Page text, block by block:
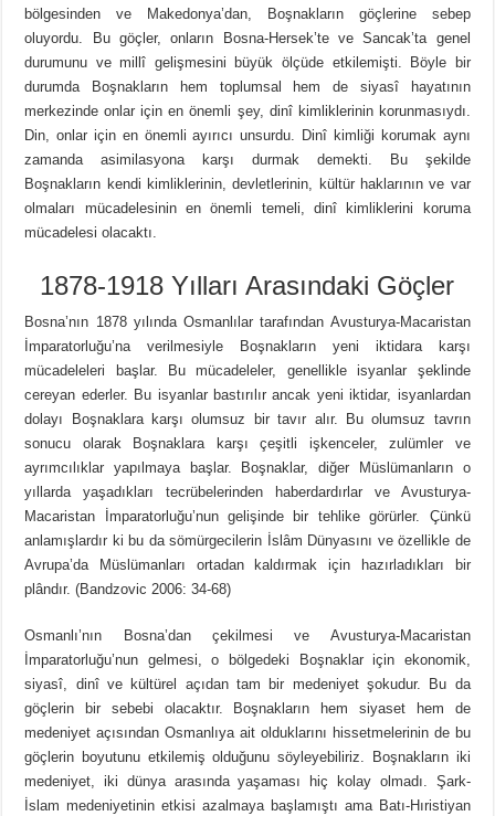
bölgesinden ve Makedonya’dan, Boşnakların göçlerine sebep
oluyordu. Bu göçler, onların Bosna-Hersek’te ve Sancak’ta genel
durumunu ve millî gelişmesini büyük ölçüde etkilemişti. Böyle bir
durumda Boşnakların hem toplumsal hem de siyasî hayatının
merkezinde onlar için en önemli şey, dinî kimliklerinin korunmasıydı.
Din, onlar için en önemli ayırıcı unsurdu. Dinî kimliği korumak aynı
zamanda asimilasyona karşı durmak demekti. Bu şekilde
Boşnakların kendi kimliklerinin, devletlerinin, kültür haklarının ve var
olmaları mücadelesinin en önemli temeli, dinî kimliklerini koruma
mücadelesi olacaktı.
1878-1918 Yılları Arasındaki Göçler
Bosna’nın 1878 yılında Osmanlılar tarafından Avusturya-Macaristan
İmparatorluğu’na verilmesiyle Boşnakların yeni iktidara karşı
mücadeleleri başlar. Bu mücadeleler, genellikle isyanlar şeklinde
cereyan ederler. Bu isyanlar bastırılır ancak yeni iktidar, isyanlardan
dolayı Boşnaklara karşı olumsuz bir tavır alır. Bu olumsuz tavrın
sonucu olarak Boşnaklara karşı çeşitli işkenceler, zulümler ve
ayrımcılıklar yapılmaya başlar. Boşnaklar, diğer Müslümanların o
yıllarda yaşadıkları tecrübelerinden haberdardırlar ve Avusturya-
Macaristan İmparatorluğu’nun gelişinde bir tehlike görürler. Çünkü
anlamışlardır ki bu da sömürgecilerin İslâm Dünyasını ve özellikle de
Avrupa’da Müslümanları ortadan kaldırmak için hazırladıkları bir
plândır. (Bandzovic 2006: 34-68)
Osmanlı’nın Bosna’dan çekilmesi ve Avusturya-Macaristan
İmparatorluğu’nun gelmesi, o bölgedeki Boşnaklar için ekonomik,
siyasî, dinî ve kültürel açıdan tam bir medeniyet şokudur. Bu da
göçlerin bir sebebi olacaktır. Boşnakların hem siyaset hem de
medeniyet açısından Osmanlıya ait olduklarını hissetmelerinin de bu
göçlerin boyutunu etkilemiş olduğunu söyleyebiliriz. Boşnakların iki
medeniyet, iki dünya arasında yaşaması hiç kolay olmadı. Şark-
İslam medeniyetinin etkisi azalmaya başlamıştı ama Batı-Hıristiyan